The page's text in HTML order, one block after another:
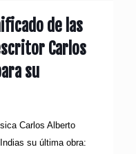
de las
Carlos
su
Carlos Alberto
su última obra: